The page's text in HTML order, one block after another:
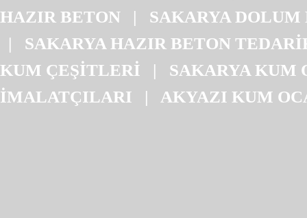
HAZIR BETON | SAKARYA
| SAKARYA HAZIR BETON
KUM ÇEŞİTLERİ | SAKARYA KUM
İMALATÇILARI | AKYAZI KUM